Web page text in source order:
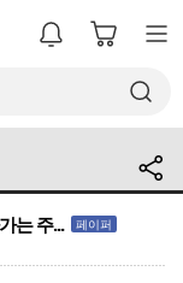
는 주... 페이퍼